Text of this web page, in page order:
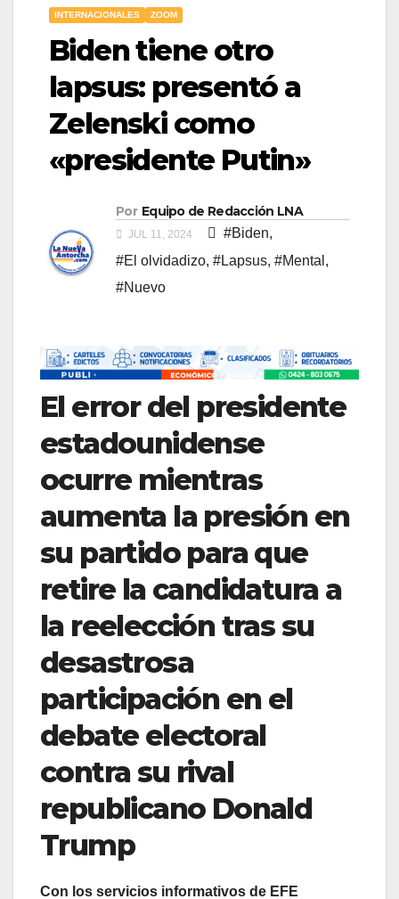
INTERNACIONALES ZOOM
Biden tiene otro
lapsus: presentó a
Zelenski como
«presidente Putin»
Por Equipo de Redacción LNA
JUL 11, 2024 #Biden,
#El olvidadizo, #Lapsus, #Mental ,
#Nuevo
El error del presidente
estadounidense
ocurre mientras
aumenta la presión en
su partido para que
retire la candidatura a
la reelección tras su
desastrosa
participación en el
debate electoral
contra su rival
republicano Donald
Trump
Con los servicios informativos de EFE